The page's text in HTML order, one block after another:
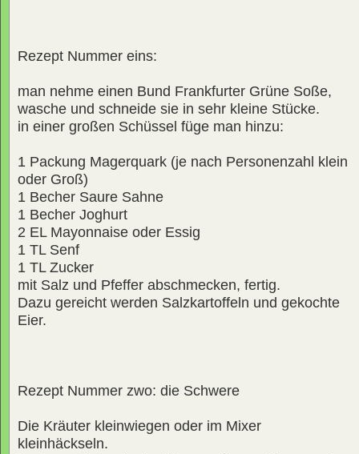
Rezept Nummer eins:
man nehme einen Bund Frankfurter Grüne Soße,
wasche und schneide sie in sehr kleine Stücke.
in einer großen Schüssel füge man hinzu:
1 Packung Magerquark (je nach Personenzahl klein
oder Groß)
1 Becher Saure Sahne
1 Becher Joghurt
2 EL Mayonnaise oder Essig
1 TL Senf
1 TL Zucker
mit Salz und Pfeffer abschmecken, fertig.
Dazu gereicht werden Salzkartoffeln und gekochte
Eier.
Rezept Nummer zwo: die Schwere
Die Kräuter kleinwiegen oder im Mixer
kleinhäckseln.